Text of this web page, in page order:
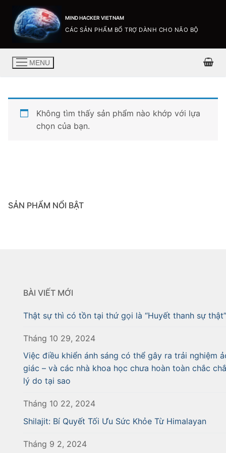
MIND HACKER VIETNAM
CÁC SẢN PHẨM BỔ TRỢ DÀNH CHO NÃO BỘ
MENU
Không tìm thấy sản phẩm nào khớp với lựa
chọn của bạn.
SẢN PHẨM NỔI BẬT
BÀI VIẾT MỚI
Thật sự thì có tồn tại thứ gọi là “Huyết thanh sự
Tháng 10 29, 2024
Việc điều khiển ánh sáng có thể gây ra trải nghiệm
giác – và các nhà khoa học chưa hoàn toàn chắc
lý do tại sao
Tháng 10 22, 2024
Shilajit: Bí Quyết Tối Ưu Sức Khỏe Từ Himalayan
Tháng 9 2, 2024